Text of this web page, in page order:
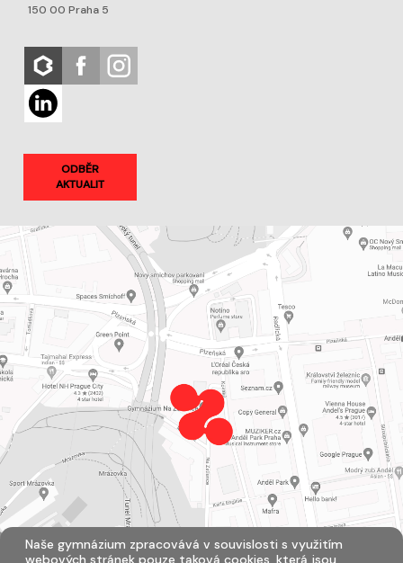
150 00 Praha 5
ODBĚR
AKTUALIT
Naše gymnázium zpracovává v souvislosti s využitím
webových stránek pouze taková cookies, která jsou